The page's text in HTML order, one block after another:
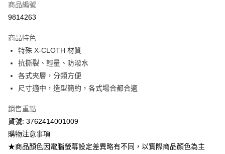
超商取貨付款
Apple Pay
街口支付
悠遊付
ATM付款
全家取貨付款
商品編號
9814263
商品特色
特殊 X-CLOTH 材質
抗撕裂、輕量、防潑水
各式夾層，分類方便
尺寸適中，造型簡約，各式場合都合適
銷售重點
貨號: 3762414001009
購物注意事項
★商品顏色因電腦螢幕設定差異略有不同，以實際商品顏色為主